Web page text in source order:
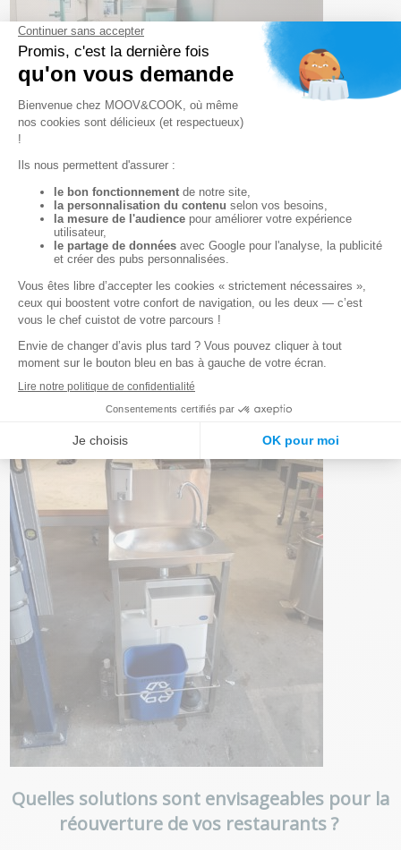
Quelles solutions sont envisageables pour la
réouverture de vos restaurants ?